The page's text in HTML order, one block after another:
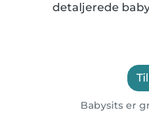
detaljerede
Babysits er